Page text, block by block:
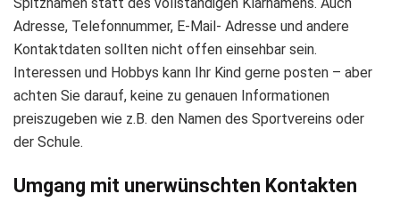
Adresse, Telefonnummer, E-Mail- Adresse und andere
Kontaktdaten sollten nicht offen einsehbar sein.
Interessen und Hobbys kann Ihr Kind gerne posten – aber
achten Sie darauf, keine zu genauen Informationen
preiszugeben wie z.B. den Namen des Sportvereins oder
der Schule.
Umgang mit unerwünschten Kontakten